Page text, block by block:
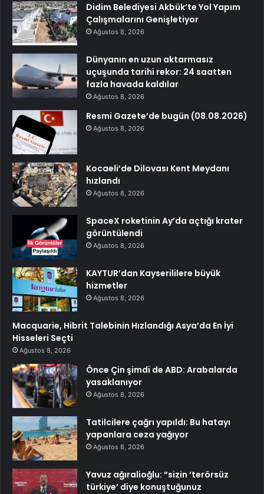
Didim Belediyesi Akbük’te Yol Yapım
Çalışmalarını Genişletiyor
Ağustos 8, 2026
Dünyanın en uzun aktarmasız
uçuşunda tarihi rekor: 24 saatten
fazla havada kaldılar
Ağustos 8, 2026
Resmi Gazete’de bugün (08.08.2026)
Ağustos 8, 2026
Kocaeli’de Dilovası Kent Meydanı
hızlandı
Ağustos 8, 2026
SpaceX roketinin Ay’da açtığı krater
görüntülendi
Ağustos 8, 2026
KAYTUR’dan Kayserililere büyük
hizmetler
Ağustos 8, 2026
Macquarie, Hibrit Talebinin Hızlandığı Asya’da En İyi
Hisseleri Seçti
Ağustos 8, 2026
Önce Çin şimdi de ABD: Arabalarda
yasaklanıyor
Ağustos 8, 2026
Tatilcilere çağrı yapıldı: Bu hatayı
yapanlara ceza yağıyor
Ağustos 8, 2026
Yavuz ağıralioğlu: “sizin ‘terörsüz
türkiye’ diye konuştuğunuz